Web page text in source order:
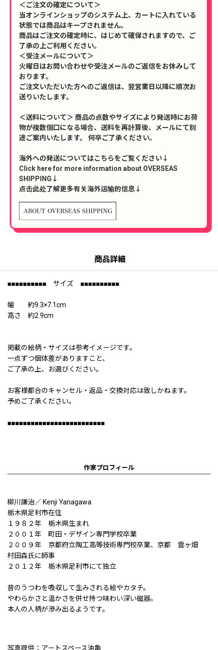
＜ご注文の確定について＞
当オンラインショップのシステム上、カートに入れている
状態では商品はキープされません。
商品はご注文の確定時に、はじめて確保されますので、ご
了承の上ご利用ください。
＜受注メールについて＞
火曜日はお問い合わせや受注メールのご返信をお休みして
おります。
ご注文いただいた方へのご返信は、翌営業日以降に順次お
送りいたします。
＜送料について＞ 商品の点数やサイズにより発送時にお荷
物が複数個口になる場合、送料を再計算後、メールにて別
途ご案内いたします。 何卒ご了承ください。
海外への発送についてはこちらをご覧ください↓
Click here for more information about OVERSEAS
SHIPPING↓
点击此处了解更多有关海外运输的信息↓
商品詳細
■■■■■■■■■■ サイズ ■■■■■■■■■■
幅 約9.3×7.1cm
高さ 約2.9cm
掲載の絵柄・サイズは参考イメージです。
一点ずつ個体差がありますこと、
ご了承の上、お選びください。
お客様都合のキャンセル・返品・交換対応は致しかねます。
予めご了承ください。
■■■■■■■■■■■■■■■■■■■■■■■■■
作家プロフィール
柳川謙治／ Kenji Yanagawa
栃木県足利市在住
１９８２年 栃木県生まれ
２００１年 町田・デザイン専門学校卒業
２００９年 京都府立陶工高等技術専門校卒業、京都 雲ヶ畑
村田森氏に師事
２０１２年 栃木県足利市にて独立
昔のうつわを吸収して生みされる絵やカタチ。
やわらかさと温かさを併せ持つ味わい深い磁器。
本人の人柄が滲み出るようです。
写真提供：アートスペース油亀